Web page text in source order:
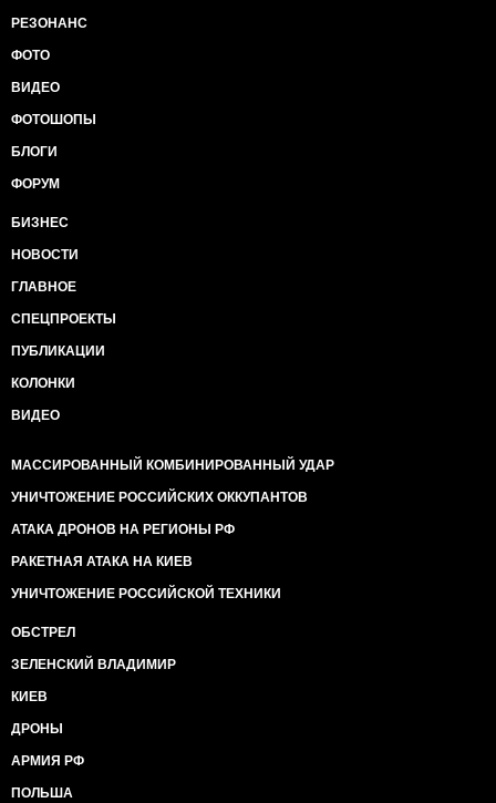
РЕЗОНАНС
ФОТО
ВИДЕО
ФОТОШОПЫ
БЛОГИ
ФОРУМ
БИЗНЕС
НОВОСТИ
ГЛАВНОЕ
СПЕЦПРОЕКТЫ
ПУБЛИКАЦИИ
КОЛОНКИ
ВИДЕО
МАССИРОВАННЫЙ КОМБИНИРОВАННЫЙ УДАР
УНИЧТОЖЕНИЕ РОССИЙСКИХ ОККУПАНТОВ
АТАКА ДРОНОВ НА РЕГИОНЫ РФ
РАКЕТНАЯ АТАКА НА КИЕВ
УНИЧТОЖЕНИЕ РОССИЙСКОЙ ТЕХНИКИ
ОБСТРЕЛ
ЗЕЛЕНСКИЙ ВЛАДИМИР
КИЕВ
ДРОНЫ
АРМИЯ РФ
ПОЛЬША